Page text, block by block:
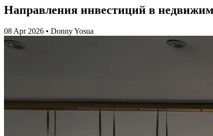
Направления инвестиций в
08 Apr 2026 • Donny Yosua